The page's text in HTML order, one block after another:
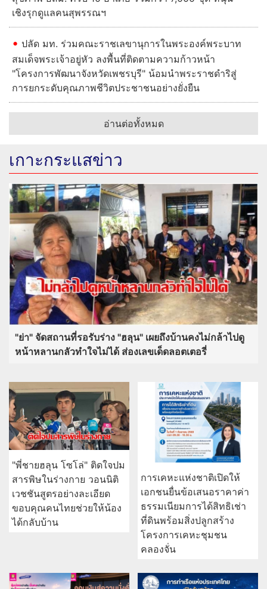
เชิงรุกดูแลคนสุพรรณฯ
ปลัด มท. ร่วมคณะราชเลขานุการในพระองค์พระบาท
สมเด็จพระเจ้าอยู่หัว ลงพื้นที่ติดตามความก้าวหน้า
"โครงการพัฒนาจังหวัดเพชรบุรี" น้อมนำพระราชดำริสู่
การยกระดับคุณภาพชีวิตประชาชนอย่างยั่งยืน
อ่านต่อทั้งหมด
เกาะกระแสข่าว
"ย่า" จัดสถานที่รอรับร่าง "ฮลุน" เผยถึงบ้านคงไม่กล้าไปดู
หน้าหลานกลัวทำใจไม่ได้ ส่องเลขเด็ดลอตเตอรี่
"พี่ชายฮลุน โซโล่" ติดใจปม
สารพิษในร่างกาย วอนนิติ
เวชชันสูตรอย่างละเอียด
ขอบคุณคนไทยช่วยให้น้อง
ได้กลับบ้าน
การเคหะแห่งชาติเปิดให้
เอกชนยื่นข้อเสนอราคาค่า
ธรรมเนียมการได้สิทธิเช่า
ที่ดินพร้อมสิ่งปลูกสร้าง
โครงการเคหะชุมชน
คลองจั่น